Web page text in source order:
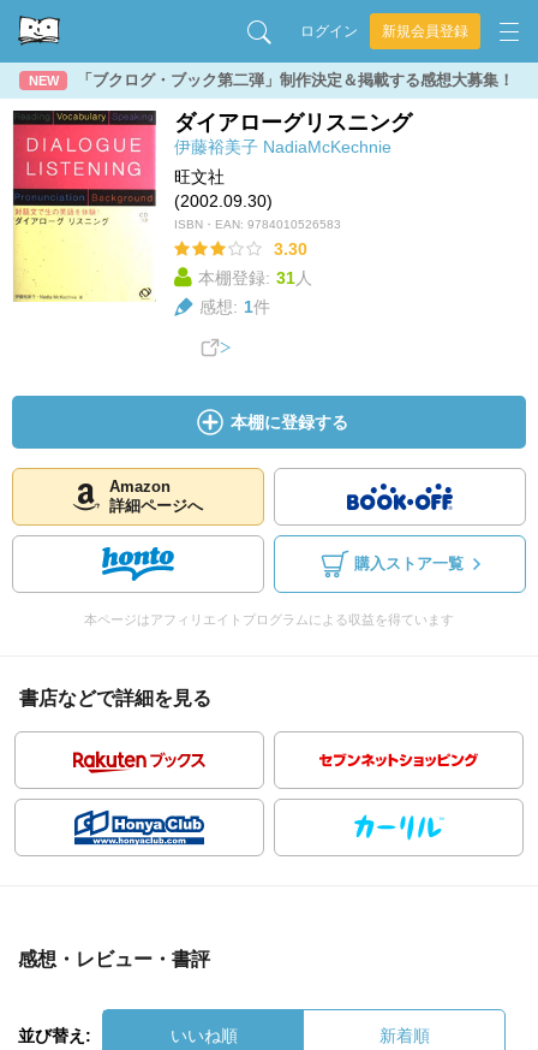
ログイン 新規会員登録
NEW 「ブクログ・ブック第二弾」制作決定＆掲載する感想大募集！
ダイアローグリスニング
伊藤裕美子 NadiaMcKechnie
旺文社
(2002.09.30)
ISBN・EAN: 9784010526583
3.30
本棚登録: 31人
感想: 1件
本棚に登録する
Amazon
詳細ページへ
購入ストア一覧
本ページはアフィリエイトプログラムによる収益を得ています
書店などで詳細を見る
感想・レビュー・書評
並び替え: いいね順 新着順